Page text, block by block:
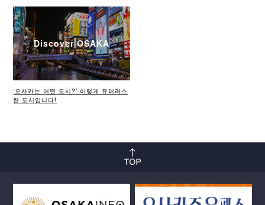
Discover OSAKA
‘오사카는 어떤 도시?’ 이렇게 유머러스
한 도시입니다!